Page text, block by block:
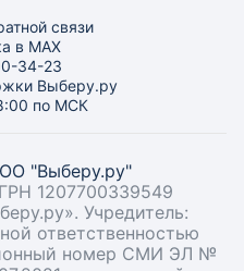
связи
в MAX
34-23
Выберу.ру
по МСК
"Выберу.ру"
1207700339549
Учредитель:
ответственностью
номер СМИ ЭЛ №